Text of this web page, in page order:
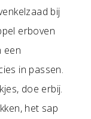
bij
erboven
een
in passen.
doe erbij.
het sap